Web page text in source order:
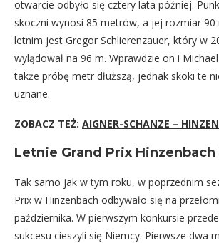
otwarcie odbyło się cztery lata później.
skoczni wynosi 85 metrów, a jej rozmiar 90
letnim jest Gregor Schlierenzauer, który w
wylądował na 96 m. Wprawdzie on i
także próbę metr dłuższą, jednak skoki te
uznane.
ZOBACZ TEŻ: AIGNER-SCHANZE –
Letnie Grand Prix Hinzenbach
Tak samo jak w tym roku, w poprzednim
Prix w Hinzenbach odbywało się na
października. W pierwszym konkursie
sukcesu cieszyli się Niemcy. Pierwsze dwa